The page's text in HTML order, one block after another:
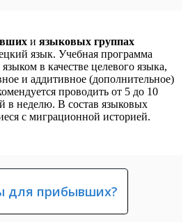
и языковых группах
язык. Учебная программа
в качестве целевого языка,
и аддитивное (дополнительное)
проводить от 5 до 10
в неделю. В состав языковых
с миграционной историей.
для прибывших?